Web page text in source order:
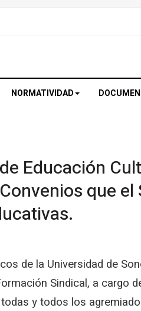
NORMATIVIDAD
Educación
que el
de la Universidad de
Sindical, a cargo
y todos los